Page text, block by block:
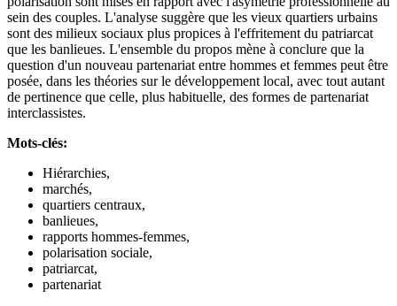
sein des couples. L'analyse suggère que les vieux quartiers urbains
sont des milieux sociaux plus propices à l'effritement du patriarcat
que les banlieues. L'ensemble du propos mène à conclure que la
question d'un nouveau partenariat entre hommes et femmes peut être
posée, dans les théories sur le développement local, avec tout autant
de pertinence que celle, plus habituelle, des formes de partenariat
interclassistes.
Mots-clés:
Hiérarchies,
marchés,
quartiers centraux,
banlieues,
rapports hommes-femmes,
polarisation sociale,
patriarcat,
partenariat